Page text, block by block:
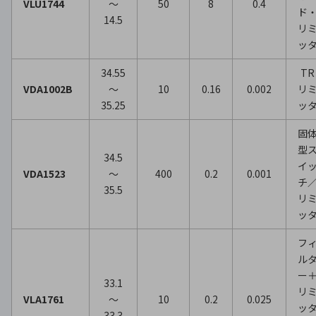
VLU1744
～
14.5
50 8 0.4
ド
リ
ッ
VDA1002B
34.55
～
35.25
10 0.16 0.002
TR
リ
ッ
VDA1523
34.5
～
35.5
400 0.2 0.001
固
型
イ
チ
リ
ッ
VLA1761
33.1
～
10 0.2 0.025
フ
ル
ー
リ
ッ